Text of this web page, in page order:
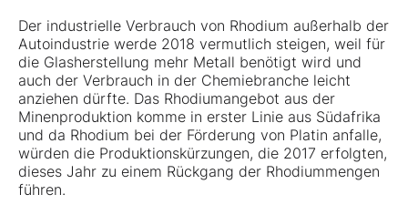
Der industrielle Verbrauch von Rhodium außerhalb der
Autoindustrie werde 2018 vermutlich steigen, weil für
die Glasherstellung mehr Metall benötigt wird und
auch der Verbrauch in der Chemiebranche leicht
anziehen dürfte. Das Rhodiumangebot aus der
Minenproduktion komme in erster Linie aus Südafrika
und da Rhodium bei der Förderung von Platin anfalle,
würden die Produktionskürzungen, die 2017 erfolgten,
dieses Jahr zu einem Rückgang der Rhodiummengen
führen.